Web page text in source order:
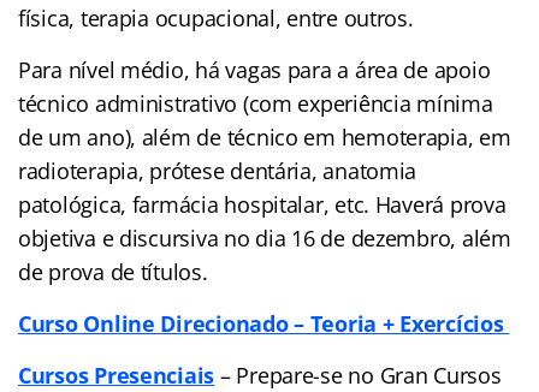
física, terapia ocupacional, entre outros.
Para nível médio, há vagas para a área de apoio
técnico administrativo (com experiência mínima
de um ano), além de técnico em hemoterapia, em
radioterapia, prótese dentária, anatomia
patológica, farmácia hospitalar, etc. Haverá prova
objetiva e discursiva no dia 16 de dezembro, além
de prova de títulos.
Curso Online Direcionado – Teoria + Exercícios
Cursos Presenciais – Prepare-se no Gran Cursos